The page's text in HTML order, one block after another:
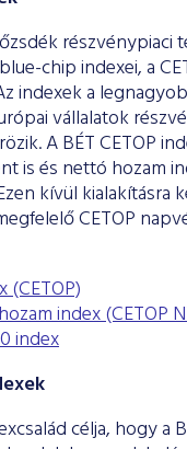
részvénypiaci
chip indexei, a
indexek a
vállalatok
A BÉT CETOP
is és nettó hozam
kívül kialakításra
CETOP
(CETOP)
index (CETOP
index
célja, hogy a